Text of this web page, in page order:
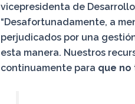
vicepresidenta de
“Desafortunadamente, a
perjudicados por una
esta manera. Nuestros
continuamente para que